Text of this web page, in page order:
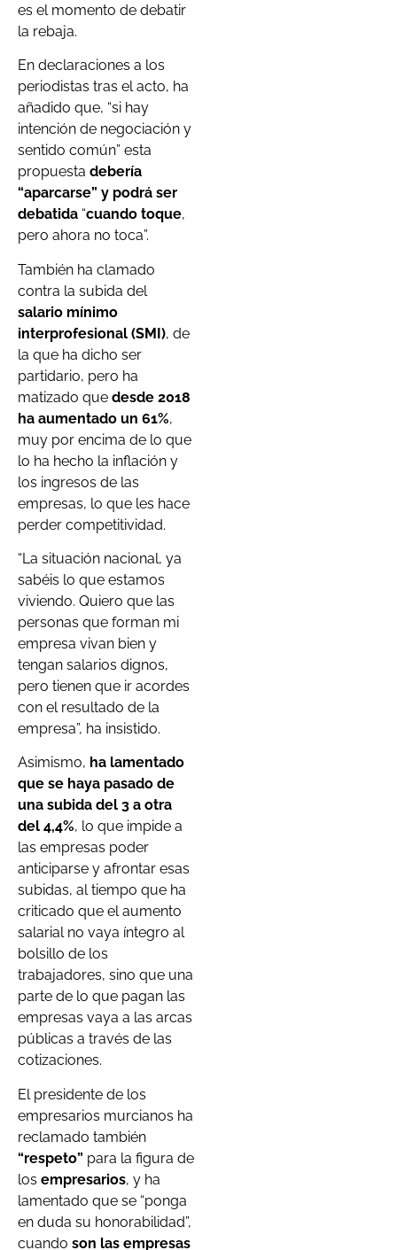
es el momento de debatir
la rebaja.
En declaraciones a los
periodistas tras el acto, ha
añadido que, “si hay
intención de negociación y
sentido común” esta
propuesta debería
“aparcarse” y podrá ser
debatida “cuando toque,
pero ahora no toca”.
También ha clamado
contra la subida del
salario mínimo
interprofesional (SMI), de
la que ha dicho ser
partidario, pero ha
matizado que desde 2018
ha aumentado un 61%,
muy por encima de lo que
lo ha hecho la inflación y
los ingresos de las
empresas, lo que les hace
perder competitividad.
“La situación nacional, ya
sabéis lo que estamos
viviendo. Quiero que las
personas que forman mi
empresa vivan bien y
tengan salarios dignos,
pero tienen que ir acordes
con el resultado de la
empresa”, ha insistido.
Asimismo, ha lamentado
que se haya pasado de
una subida del 3 a otra
del 4,4%, lo que impide a
las empresas poder
anticiparse y afrontar esas
subidas, al tiempo que ha
criticado que el aumento
salarial no vaya íntegro al
bolsillo de los
trabajadores, sino que una
parte de lo que pagan las
empresas vaya a las arcas
públicas a través de las
cotizaciones.
El presidente de los
empresarios murcianos ha
reclamado también
“respeto” para la figura de
los empresarios, y ha
lamentado que se “ponga
en duda su honorabilidad”,
cuando son las empresas